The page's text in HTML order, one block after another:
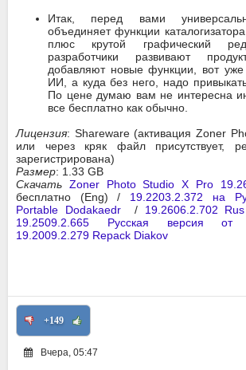
Итак, перед вами
объединяет функции
плюс крутой графический
разработчики развивают
добавляют новые функции, вот
ИИ, а куда без него, надо
По цене думаю вам не интересна
все бесплатно как обычно.
Лицензия: Shareware (активация Zoner
или через кряк файл присутствует,
зарегистрирована)
Размер: 1.33 GB
Скачать Zoner Photo Studio X Pro
бесплатно (Eng) / 19.2203.2.372 на
Portable Dodakaedr/ 19.2606.2.702
19.2509.2.665 Русская версия от
19.2009.2.279 Repack Diakov
+149
Вчера, 05:47